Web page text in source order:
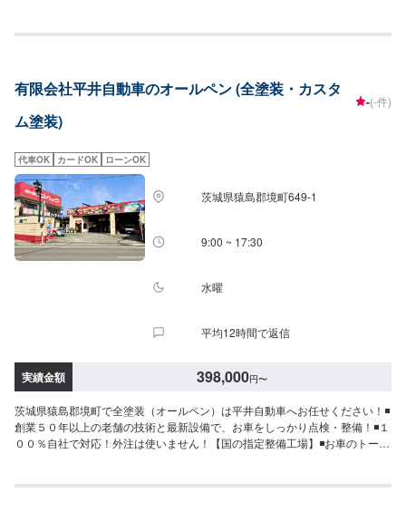
きし、最適な施工方法をご提案しますので、お気軽にお問い合わせ下さい。
となります。納期は前後する場合がございます。予めご了承ください。-----代
車について-----代車をご用意しています。お車の作業中は代車をご利用くださ
い。※代車の燃料代はお客様にご負担いただいております。-----ご来店時の注
務所前の空いているスペースに駐車してください。受付はスタッフへ「メン
テモで予約しました」とお伝えください。ご案内いたします。【定休日・営
業時間】定休日：日曜、祝日営業時間：8:00~18:00
有限会社平井自動車のオールペン (全塗装・カスタ
ム塗装)
-(-件)
代車OK カードOK ローンOK
茨城県猿島郡境町649-1
9:00 ~ 17:30
水曜
平均12時間で返信
実績金額 398,000円〜
茨城県猿島郡境町で全塗装（オールペン）は平井自動車へお任せください！◾
創業５０年以上の老舗の技術と最新設備で、お車をしっかり点検・整備！◾１
００％自社で対応！外注は使いません！【国の指定整備工場】◾お車のトータ
った…★保険を使えべきなのかわからない…などのご相談もお気軽にどう